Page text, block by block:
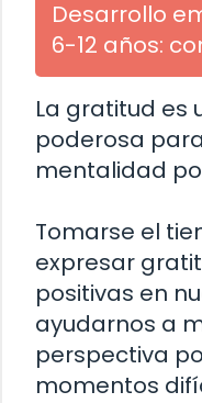
Desarrollo
6-12 años:
La gratitud es
poderosa
mentalidad
Tomarse el
expresar
positivas en
ayudarnos a
perspectiva
momentos